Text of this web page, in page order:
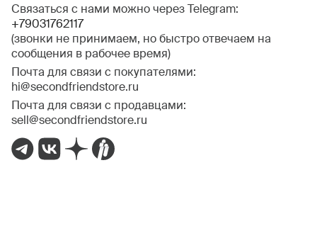
Связаться с нами можно через Telegram:
+79031762117
(звонки не принимаем, но быстро отвечаем на
сообщения в рабочее время)
Почта для связи с покупателями:
hi@secondfriendstore.ru
Почта для связи с продавцами:
sell@secondfriendstore.ru